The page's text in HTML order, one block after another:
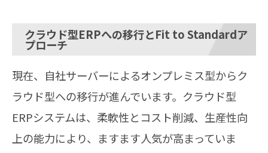
クラウド型ERPへの移行とFit to Standardア
プローチ
現在、自社サーバーによるオンプレミス型からク
ラウド型への移行が進んでいます。クラウド型
ERPシステムは、柔軟性とコスト削減、生産性向
上の能力により、ますます人気が高まっていま